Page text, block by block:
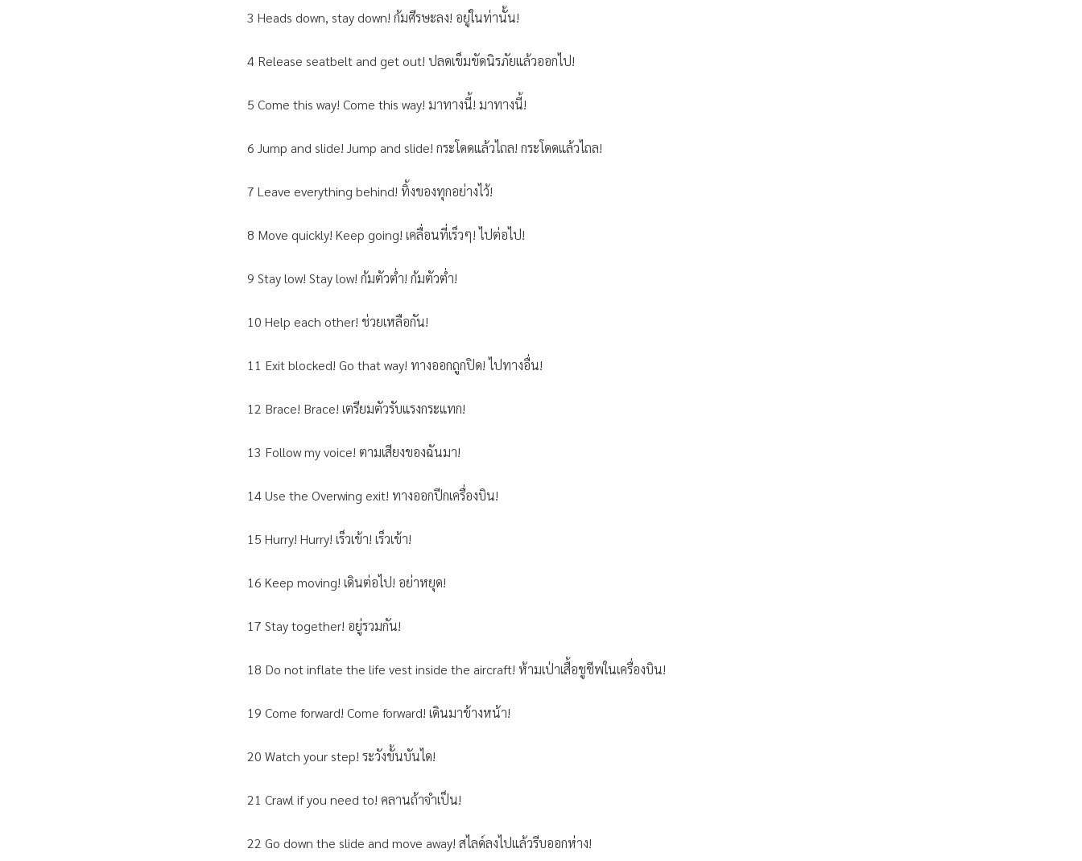
3️ Heads down, stay down! ก้มศีรษะลง! อยู่ในท่านั้น!
4️ Release seatbelt and get out! ปลดเข็มขัดนิรภัยแล้วออกไป!
5️ Come this way! Come this way! มาทางนี้! มาทางนี้!
6️ Jump and slide! Jump and slide! กระโดดแล้วไถล! กระโดดแล้วไถล!
7️ Leave everything behind! ทิ้งของทุกอย่างไว้!
8️ Move quickly! Keep going! เคลื่อนที่เร็วๆ! ไปต่อไป!
9️ Stay low! Stay low! ก้มตัวต่ำ! ก้มตัวต่ำ!
10 Help each other! ช่วยเหลือกัน!
11 Exit blocked! Go that way! ทางออกถูกปิด! ไปทางอื่น!
12 Brace! Brace! เตรียมตัวรับแรงกระแทก!
13 Follow my voice! ตามเสียงของฉันมา!
14 Use the Overwing exit! ทางออกปีกเครื่องบิน!
15 Hurry! Hurry! เร็วเข้า! เร็วเข้า!
16 Keep moving! เดินต่อไป! อย่าหยุด!
17 Stay together! อยู่รวมกัน!
18 Do not inflate the life vest inside the aircraft! ห้ามเป่าเสื้อชูชีพในเครื่องบิน!
19 Come forward! Come forward! เดินมาข้างหน้า!
20 Watch your step! ระวังขั้นบันได!
21 Crawl if you need to! คลานถ้าจำเป็น!
22 Go down the slide and move away! สไลด์ลงไปแล้วรีบออกห่าง!